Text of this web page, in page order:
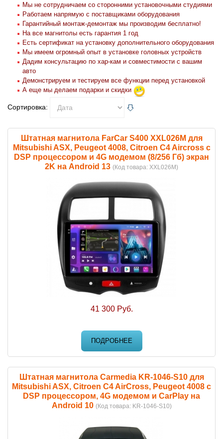
Мы не сотрудничаем со сторонними установочными студиями
Работаем напрямую с поставщиками оборудования
Гарантийный монтаж-демонтаж мы производим бесплатно!
На все магнитолы есть гарантия 1 год
Есть сертификат на установку дополнительного оборудования
Мы имеем огромный опыт в установке головных устройств
Дадим консультацию по хар-кам и совместимости с вашим
авто
Демонстрируем и тестируем все функции перед установкой
А еще мы делаем подарки и скидки
Сортировка:
Штатная магнитола FarCar S400 XXL026M для
Mitsubishi ASX, Peugeot 4008, Citroen C4 Aircross с
DSP процессором и 4G модемом (8/256 Гб) экран
2K на Android 13 (Код товара: XXL026M)
41 300 Руб.
ПОДРОБНЕЕ
Штатная магнитола Carmedia KR-1046-S10 для
Mitsubishi ASX, Citroen C4 AirCross, Peugeot 4008 с
DSP процессором, 4G модемом и CarPlay на
Android 10 (Код товара: KR-1046-S10)